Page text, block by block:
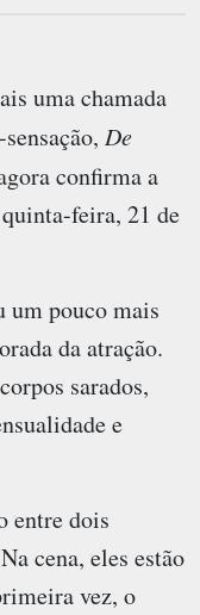
uma chamada
De
confirma a
feira, 21 de
um pouco mais
da atração.
sarados,
e
entre dois
cena, eles estão
vez, o